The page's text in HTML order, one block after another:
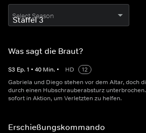
Select Season
Was sagt die Braut?
S3 Ep.1 • 40 Min. • HD
12
Gabriela und Diego stehen vor dem Altar, doch
durch einen Hubschrauberabsturz
sofort in Aktion, um Verletzten zu helfen.
Erschießungskommando